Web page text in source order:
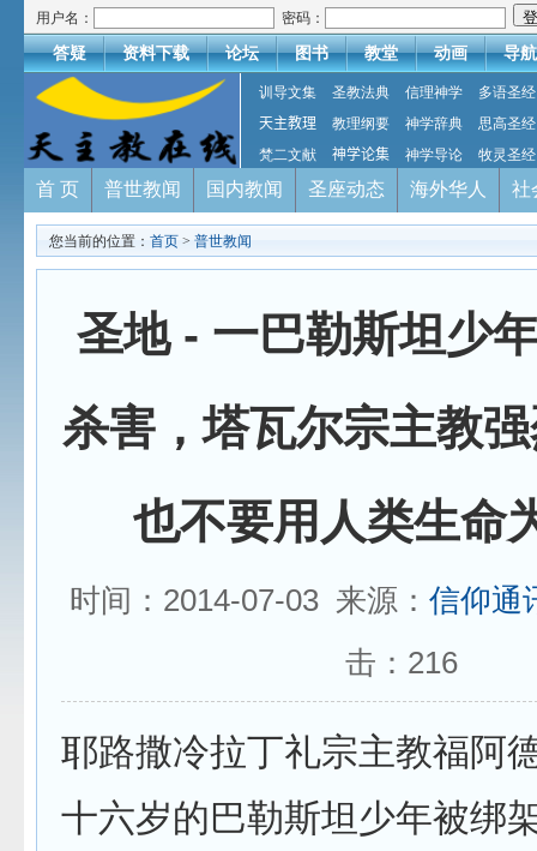
用户名： 密码：
答疑 资料下载 论坛 图书 教堂 动画 导航
训导文集 圣教法典 信理神学
多语圣经
天主教理
教理纲要 神学辞典
思高圣经
梵二文献
神学论集 神学导论 牧灵圣经
首 页 普世教闻 国内教闻 圣座动态 海外华人 社
您当前的位置： 首页 > 普世教闻
圣地 - 一巴勒斯坦少
杀害，塔瓦尔宗主教
也不要用人类生命
时间：2014-07-03 来源： 信仰通
击： 216
耶路撒冷拉丁礼宗主教福阿
十六岁的巴勒斯坦少年被绑